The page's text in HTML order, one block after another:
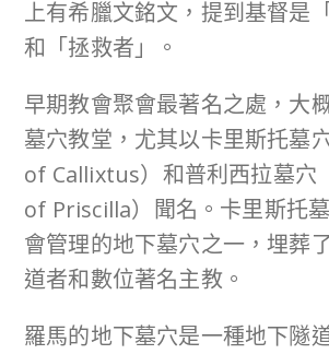
上有希臘文銘文，提到基督是
和「拯救者」。
早期教會聚會最著名之處，大
墓穴教堂，尤其以卡里斯托墓
of Callixtus）和普利西拉墓穴
of Priscilla）聞名。卡里斯托
會管理的地下墓穴之一，埋葬
道者和數位著名主教。
羅馬的地下墓穴是一種地下隧